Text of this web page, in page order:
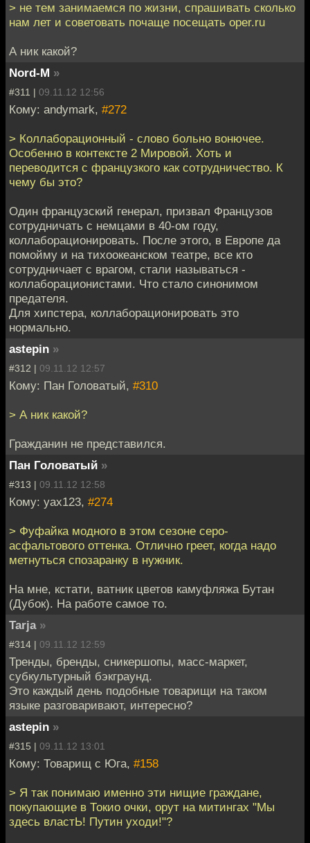
> не тем занимаемся по жизни, спрашивать сколько
нам лет и советовать почаще посещать oper.ru
А ник какой?
Nord-M »
#311 | 09.11.12 12:56
Кому: andymark, #272
> Коллаборационный - слово больно вонючее.
Особенно в контексте 2 Мировой. Хоть и
переводится с французкого как сотрудничество. К
чему бы это?
Один французский генерал, призвал Французов
сотрудничать с немцами в 40-ом году,
коллаборационировать. После этого, в Европе да
помойму и на тихоокеанском театре, все кто
сотрудничает с врагом, стали называться -
коллаборационистами. Что стало синонимом
предателя.
Для хипстера, коллаборационировать это
нормально.
astepin »
#312 | 09.11.12 12:57
Кому: Пан Головатый, #310
> А ник какой?
Гражданин не представился.
Пан Головатый »
#313 | 09.11.12 12:58
Кому: yax123, #274
> Фуфайка модного в этом сезоне серо-
асфальтового оттенка. Отлично греет, когда надо
метнуться спозаранку в нужник.
На мне, кстати, ватник цветов камуфляжа Бутан
(Дубок). На работе самое то.
Tarja »
#314 | 09.11.12 12:59
Тренды, бренды, сникершопы, масс-маркет,
субкультурный бэкграунд.
Это каждый день подобные товарищи на таком
языке разговаривают, интересно?
astepin »
#315 | 09.11.12 13:01
Кому: Товарищ с Юга, #158
> Я так понимаю именно эти нищие граждане,
покупающие в Токио очки, орут на митингах "Мы
здесь властЬ! Путин уходи!"?